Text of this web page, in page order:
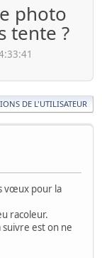
photo
tente ?
DE L'UTILISATEUR
vœux pour la
racoleur.
est on ne